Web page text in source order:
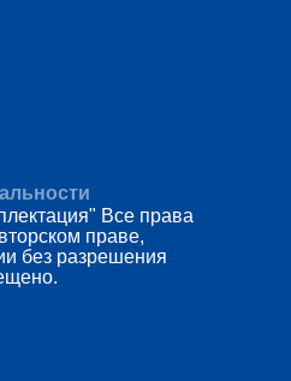
Все права
праве,
без разрешения